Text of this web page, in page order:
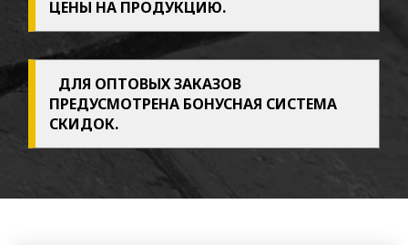
Дополнительное
оборудование
для
тепли
Печи
газогенераторные
ЦЕНЫ НА ПРОДУКЦИЮ.
ДЛЯ ОПТОВЫХ ЗАКАЗОВ
ПРЕДУСМОТРЕНА БОНУСНАЯ СИСТЕМА
СКИДОК.